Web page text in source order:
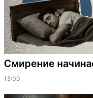
Смирение
13:00